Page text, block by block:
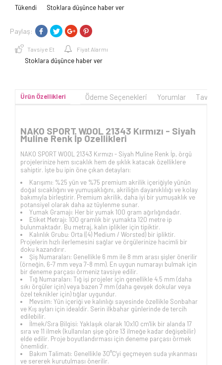
Tükendi Stoklara düşünce haber ver
Paylaş:
Tavsiye Et Fiyat Alarmı
Stoklara düşünce haber ver
Ürün Özellikleri Ödeme Seçenekleri Yorumlar
NAKO SPORT WOOL 21343 Kırmızı - Siyah
Muline Renk İp Özellikleri
NAKO SPORT WOOL 21343 Kırmızı - Siyah Muline Renk İp, örgü
projelerinize hem sıcaklık hem de şıklık katacak özelliklere
sahiptir. İşte bu ipin öne çıkan detayları:
Karışımı: %25 yün ve %75 premium akrilik içeriğiyle yünün
doğal sıcaklığını ve yumuşaklığını, akriliğin dayanıklılığı ve kolay
bakımıyla birleştirir. Premium akrilik, daha iyi bir yumuşaklık ve
potansiyel olarak daha az tüylenme sunar.
Yumak Gramajı: Her bir yumak 100 gram ağırlığındadır.
Etiket Metrajı: 100 gramlık bir yumakta 120 metre ip
bulunmaktadır. Bu metraj, kalın iplikler için tipiktir.
Kalınlık Grubu: Orta ((4) Medium / Worsted) bir ipliktir.
Projelerin hızlı ilerlemesini sağlar ve örgülerinize hacimli bir
doku kazandırır.
Şiş Numaraları: Genellikle 6 mm ile 8 mm arası şişler önerilir
(örneğin, 6-7 mm veya 7-8 mm). En uygun numarayı bulmak için
bir deneme parçası örmeniz tavsiye edilir.
Tığ Numaraları: Tığ işi projeler için genellikle 4.5 mm (daha
sıkı örgüler için) veya bazen 7 mm (daha gevşek dokular veya
özel teknikler için) tığlar uygundur.
Mevsim: Yün içeriği ve kalınlığı sayesinde özellikle Sonbahar
ve Kış ayları için idealdir. Serin ilkbahar günlerinde de tercih
edilebilir.
İlmek/Sıra Bilgisi: Yaklaşık olarak 10x10 cm'lik bir alanda 17
sıra ve 11 ilmek (kullanılan şişe göre 13 ilmeğe kadar değişebilir)
elde edilir. Proje boyutlandırması için deneme parçası örmek
önemlidir.
Bakım Talimatı: Genellikle 30°C'yi geçmeyen suda yıkanması
ve sererek kurutulması önerilir.